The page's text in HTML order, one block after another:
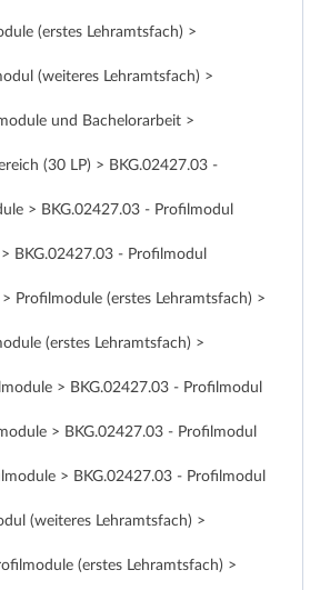
(erstes Lehramtsfach) >
(weiteres Lehramtsfach) >
und Bachelorarbeit >
(30 LP) > BKG.02427.03 -
> BKG.02427.03 - Profilmodul
BKG.02427.03 - Profilmodul
Profilmodule (erstes Lehramtsfach) >
(erstes Lehramtsfach) >
> BKG.02427.03 - Profilmodul
> BKG.02427.03 - Profilmodul
> BKG.02427.03 - Profilmodul
(weiteres Lehramtsfach) >
(erstes Lehramtsfach) >